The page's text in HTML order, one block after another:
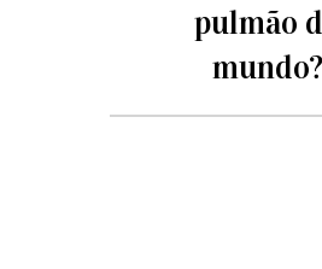
pulmão
mundo?